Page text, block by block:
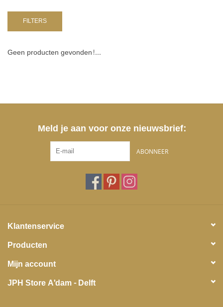
NURSERY / TABLEWARE
FILTERS
Geen producten gevonden!...
Meld je aan voor onze nieuwsbrief:
ABONNEER
Klantenservice
Producten
Mijn account
JPH Store A'dam - Delft